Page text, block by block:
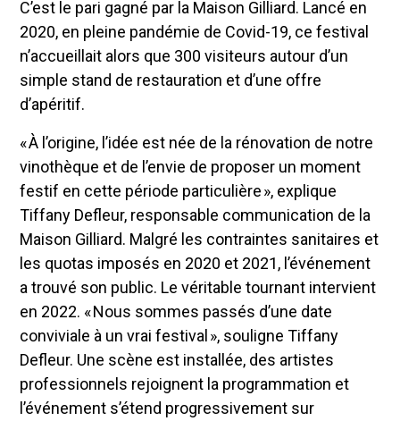
C’est le pari gagné par la Maison Gilliard. Lancé en
2020, en pleine pandémie de Covid-19, ce festival
n’accueillait alors que 300 visiteurs autour d’un
simple stand de restauration et d’une offre
d’apéritif.
« À l’origine, l’idée est née de la rénovation de notre
vinothèque et de l’envie de proposer un moment
festif en cette période particulière », explique
Tiffany Defleur, responsable communication de la
Maison Gilliard. Malgré les contraintes sanitaires et
les quotas imposés en 2020 et 2021, l’événement
a trouvé son public. Le véritable tournant intervient
en 2022. « Nous sommes passés d’une date
conviviale à un vrai festival », souligne Tiffany
Defleur. Une scène est installée, des artistes
professionnels rejoignent la programmation et
l’événement s’étend progressivement sur